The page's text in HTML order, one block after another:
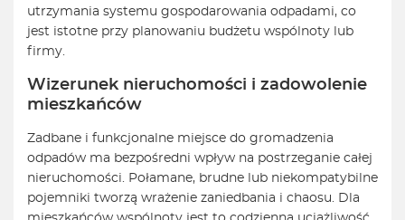
utrzymania systemu gospodarowania odpadami, co
jest istotne przy planowaniu budżetu wspólnoty lub
firmy.
Wizerunek nieruchomości i zadowolenie
mieszkańców
Zadbane i funkcjonalne miejsce do gromadzenia
odpadów ma bezpośredni wpływ na postrzeganie całej
nieruchomości. Połamane, brudne lub niekompatybilne
pojemniki tworzą wrażenie zaniedbania i chaosu. Dla